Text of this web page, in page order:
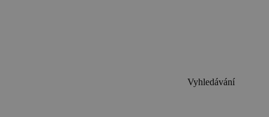
Vyhledávání